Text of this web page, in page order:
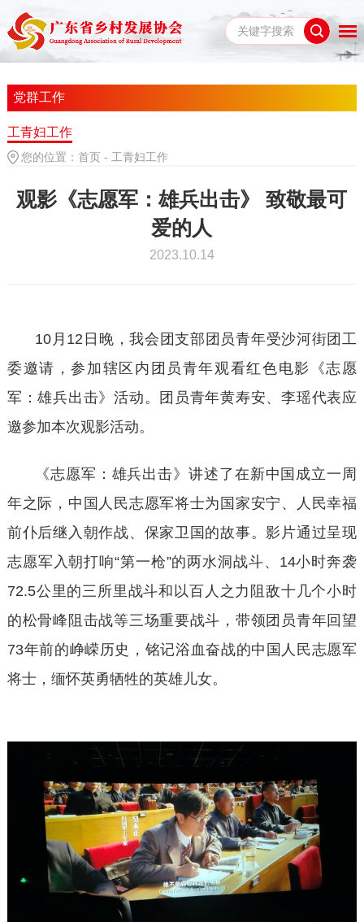
党群工作
工青妇工作
您的位置： 首页 - 工青妇工作
观影《志愿军：雄兵出击》 致敬最可
爱的人
2023.10.14
10月 12 日晚，我会团支部团员青年受沙河街团工
委邀请，参加辖区内团员青年观看红色电影《志愿
军：雄兵出击》活动。团员青年黄寿安、李瑶代表应
邀参加本次观影活动。
《志愿军：雄兵出击》讲述了在新中国成立一周
年之际，中国人民志愿军将士为国家安宁、人民幸福
前仆后继入朝作战、保家卫国的故事。影片通过呈现
志愿军入朝打响“第一枪”的两水洞战斗、 14小时奔袭
72.5公里的三所里战斗和以百人之力阻敌十几个小时
的松骨峰阻击战等三场重要战斗，带领团员青年回望
73年前的峥嵘历史，铭记浴血奋战的中国人民志愿军
将士，缅怀英勇牺牲的英雄儿女。